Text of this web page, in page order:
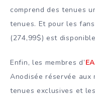
comprend des tenues
tenues. Et pour les
(274,99$) est
Enfin, les membres d’
Anodisée réservée aux
tenues exclusives et